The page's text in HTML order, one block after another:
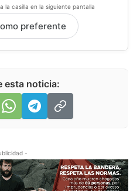
la casilla en la siguiente pantalla
preferente
esta noticia:
-